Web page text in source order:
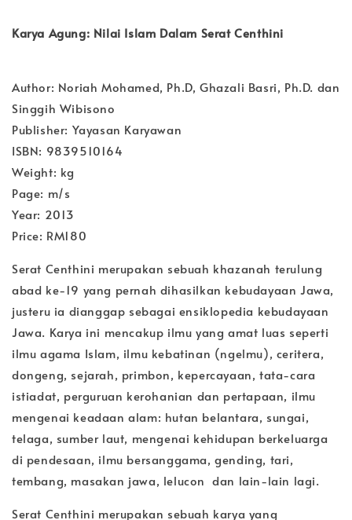
Karya Agung: Nilai Islam Dalam Serat Centhini
Author: Noriah Mohamed, Ph.D, Ghazali Basri, Ph.D. dan
Singgih Wibisono
Publisher: Yayasan Karyawan
ISBN: 9839510164
Weight: kg
Page: m/s
Year: 2013
Price: RM180
Serat Centhini merupakan sebuah khazanah terulung
abad ke-19 yang pernah dihasilkan kebudayaan Jawa,
justeru ia dianggap sebagai ensiklopedia kebudayaan
Jawa. Karya ini mencakup ilmu yang amat luas seperti
ilmu agama Islam, ilmu kebatinan (ngelmu), ceritera,
dongeng, sejarah, primbon, kepercayaan, tata-cara
istiadat, perguruan kerohanian dan pertapaan, ilmu
mengenai keadaan alam: hutan belantara, sungai,
telaga, sumber laut, mengenai kehidupan berkeluarga
di pendesaan, ilmu bersanggama, gending, tari,
tembang, masakan jawa, lelucon dan lain-lain lagi.
Serat Centhini merupakan sebuah karya yang